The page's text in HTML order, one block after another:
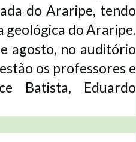
do Araripe, tendo
geológica do Araripe.
agosto, no auditório
os professores e
Batista, Eduardo